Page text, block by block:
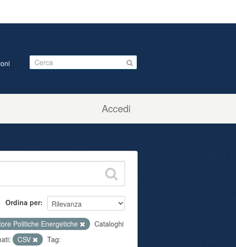
Accedi
Ordina per
Politiche Energetiche
Cataloghi
CSV
Tag: